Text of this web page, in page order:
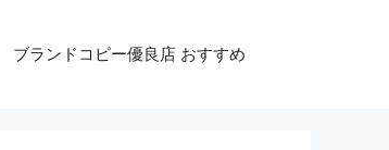
ブランドコピー優良店 おすすめ